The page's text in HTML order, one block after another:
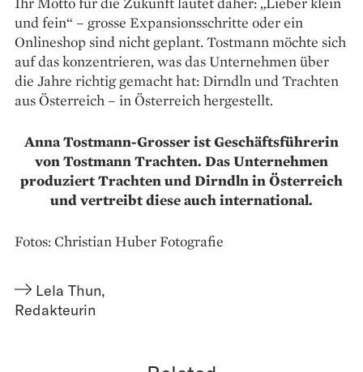
und fein“ – grosse Expansionsschritte oder ein
Onlineshop sind nicht geplant. Tostmann möchte sich
auf das konzentrieren, was das Unternehmen über
die Jahre richtig ­gemacht hat: Dirndln und Trachten
aus Österreich – in Österreich hergestellt.
Anna Tostmann-Grosser ist Geschäftsführerin
von Tostmann Trachten. Das Unternehmen
produziert Trachten und Dirndln in Österreich
und vertreibt diese auch international.
Fotos: Christian Huber Fotografie
Lela Thun,
Redakteurin